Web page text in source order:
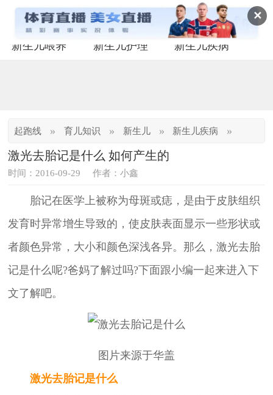
✕
新生儿喂养 新生儿护理 新生儿疾病
起跑线 » 育儿知识 » 新生儿 » 新生儿疾病 »
激光去胎记是什么 如何产生的
时间：2016-09-29 作者：小鑫
胎记在医学上被称为母斑或痣，是由于皮肤组织
发育时异常增生导致的，使皮肤表面显示一些形状或
者颜色异常，大小和颜色深浅各异。那么，激光去胎
记是什么呢?爸妈了解过吗?下面跟小编一起来进入下
文了解吧。
图片来源于华盖
激光去胎记是什么